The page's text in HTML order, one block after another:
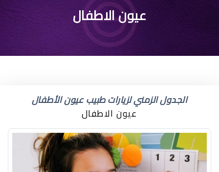
لون عيون طفلي رمادي
مزرق
عيون الاطفال
الجدول الزمني لزيارات طبيب عيون الأطفال
عيون الاطفال